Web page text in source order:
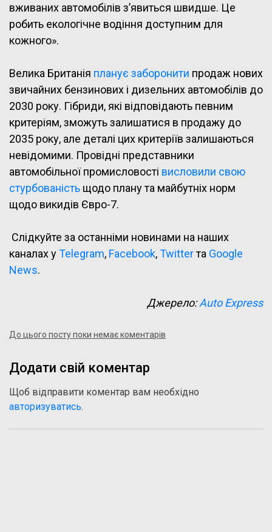
вживаних автомобілів з’явиться швидше. Це
робить екологічне водіння доступним для
кожного».
Велика Британія планує заборонити продаж нових
звичайних бензинових і дизельних автомобілів до
2030 року. Гібриди, які відповідають певним
критеріям, зможуть залишатися в продажу до
2035 року, але деталі цих критеріїв залишаються
невідомими. Провідні представники
автомобільної промисловості висловили свою
стурбованість щодо плану та майбутніх норм
щодо викидів Євро-7.
Слідкуйте за останніми новинами на наших
каналах уTelegram, Facebook,Twitterта Google
News.
Джерело:Auto Express
До цього посту поки немає коментарів
Додати свій коментар
Щоб відправити коментар вам необхідно
авторизуватись.